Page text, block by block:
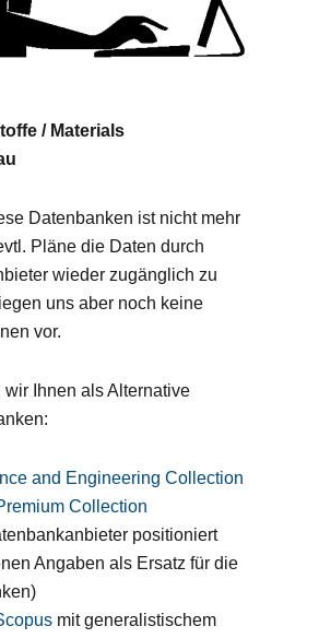
/ Materials
Datenbanken ist nicht mehr
Pläne die Daten durch
wieder zugänglich zu
uns aber noch keine
vor.
wir Ihnen als Alternative
and Engineering Collection
Collection
positioniert
Angaben als Ersatz für die
mit generalistischem